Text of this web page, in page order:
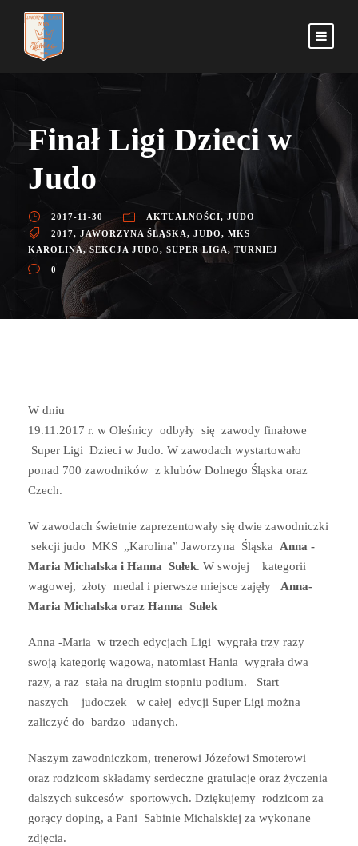
Finał Ligi Dzieci w
Judo
2017-11-30 AKTUALNOŚCI, JUDO
2017, JAWORZYNA ŚLĄSKA, JUDO, MKS
KAROLINA, SEKCJA JUDO, SUPER LIGA, TURNIEJ
0
W dniu
19.11.2017 r. w Oleśnicy odbyły się zawody finałowe
Super Ligi Dzieci w Judo. W zawodach wystartowało
ponad 700 zawodników z klubów Dolnego Śląska oraz
Czech.
W zawodach świetnie zaprezentowały się dwie zawodniczki
sekcji judo MKS „Karolina” Jaworzyna Śląska Anna -
Maria Michalska i Hanna Sułek. W swojej kategorii
wagowej, złoty medal i pierwsze miejsce zajęły Anna-
Maria Michalska oraz Hanna Sułek
Anna -Maria w trzech edycjach Ligi wygrała trzy razy
swoją kategorię wagową, natomiast Hania wygrała dwa
razy, a raz stała na drugim stopniu podium. Start
naszych judoczek w całej edycji Super Ligi można
zaliczyć do bardzo udanych.
Naszym zawodniczkom, trenerowi Józefowi Smoterowi
oraz rodzicom składamy serdeczne gratulacje oraz życzenia
dalszych sukcesów sportowych. Dziękujemy rodzicom za
gorący doping, a Pani Sabinie Michalskiej za wykonane
zdjęcia.